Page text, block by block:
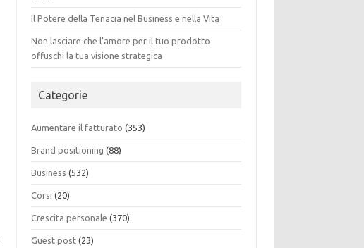
Il Potere della Tenacia nel Business e nella Vita
Non lasciare che l’amore per il tuo prodotto
offuschi la tua visione strategica
Categorie
Aumentare il fatturato (353)
Brand positioning (88)
Business (532)
Corsi (20)
Crescita personale (370)
Guest post (23)